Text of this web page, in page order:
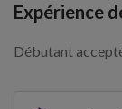
Expérience
Débutant